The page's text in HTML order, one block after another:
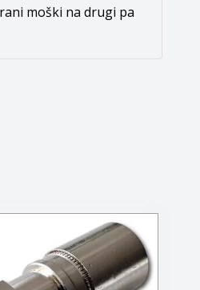
moški na drugi pa